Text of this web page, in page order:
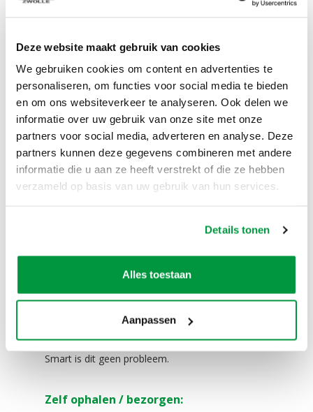
Deze website maakt gebruik van cookies
We gebruiken cookies om content en advertenties te
personaliseren, om functies voor social media te bieden
en om ons websiteverkeer te analyseren. Ook delen we
informatie over uw gebruik van onze site met onze
partners voor social media, adverteren en analyse. Deze
partners kunnen deze gegevens combineren met andere
informatie die u aan ze heeft verstrekt of die ze hebben
verzameld op basis van uw gebruik van hun services.
Details tonen
Alles toestaan
Aanpassen
Dag 3 opruimen en retour brengen
Tegen een meerprijs kunt u deze pop ook langer
huren. Vraag ons naar de voorwaarden.
Opbouwen binnen 5 minuten!
Het opbouwen van de pop kunt u zelf. Liefst met
z'n tweeën.
De blower bevestigt u aan de pop en dan staat
'Ouwe Heer" binnen 5 minuten!
De ouwe lul zelf in een transport zak
4 grote haringen voor in de grond
4 kleine haringen voor tussen de tegels of
De blower van 330 Watt
Eenvoudig te vervoeren!
De Lul past (zonder lucht) in elke auto. Zelfs in een
Smart is dit geen probleem.
Zelf ophalen / bezorgen: